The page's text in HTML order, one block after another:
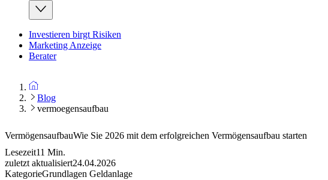
Investieren birgt Risiken
Marketing Anzeige
Berater
Blog
vermoegensaufbau
VermögensaufbauWie Sie 2026 mit dem erfolgreichen Vermögensaufbau starten
Lesezeit11 Min.
zuletzt aktualisiert24.04.2026
KategorieGrundlagen Geldanlage